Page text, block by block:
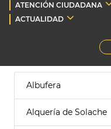
ATENCIÓN CIUDADANA
ACTUALIDAD
Albufera
Alquería de Solache